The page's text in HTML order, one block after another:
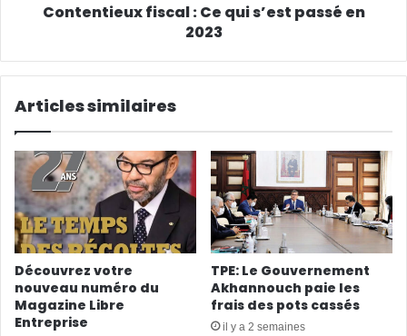
Contentieux fiscal : Ce qui s’est passé en
2023
Articles similaires
Découvrez votre
nouveau numéro du
Magazine Libre
Entreprise
TPE: Le Gouvernement
Akhannouch paie les
frais des pots cassés
il y a 2 semaines